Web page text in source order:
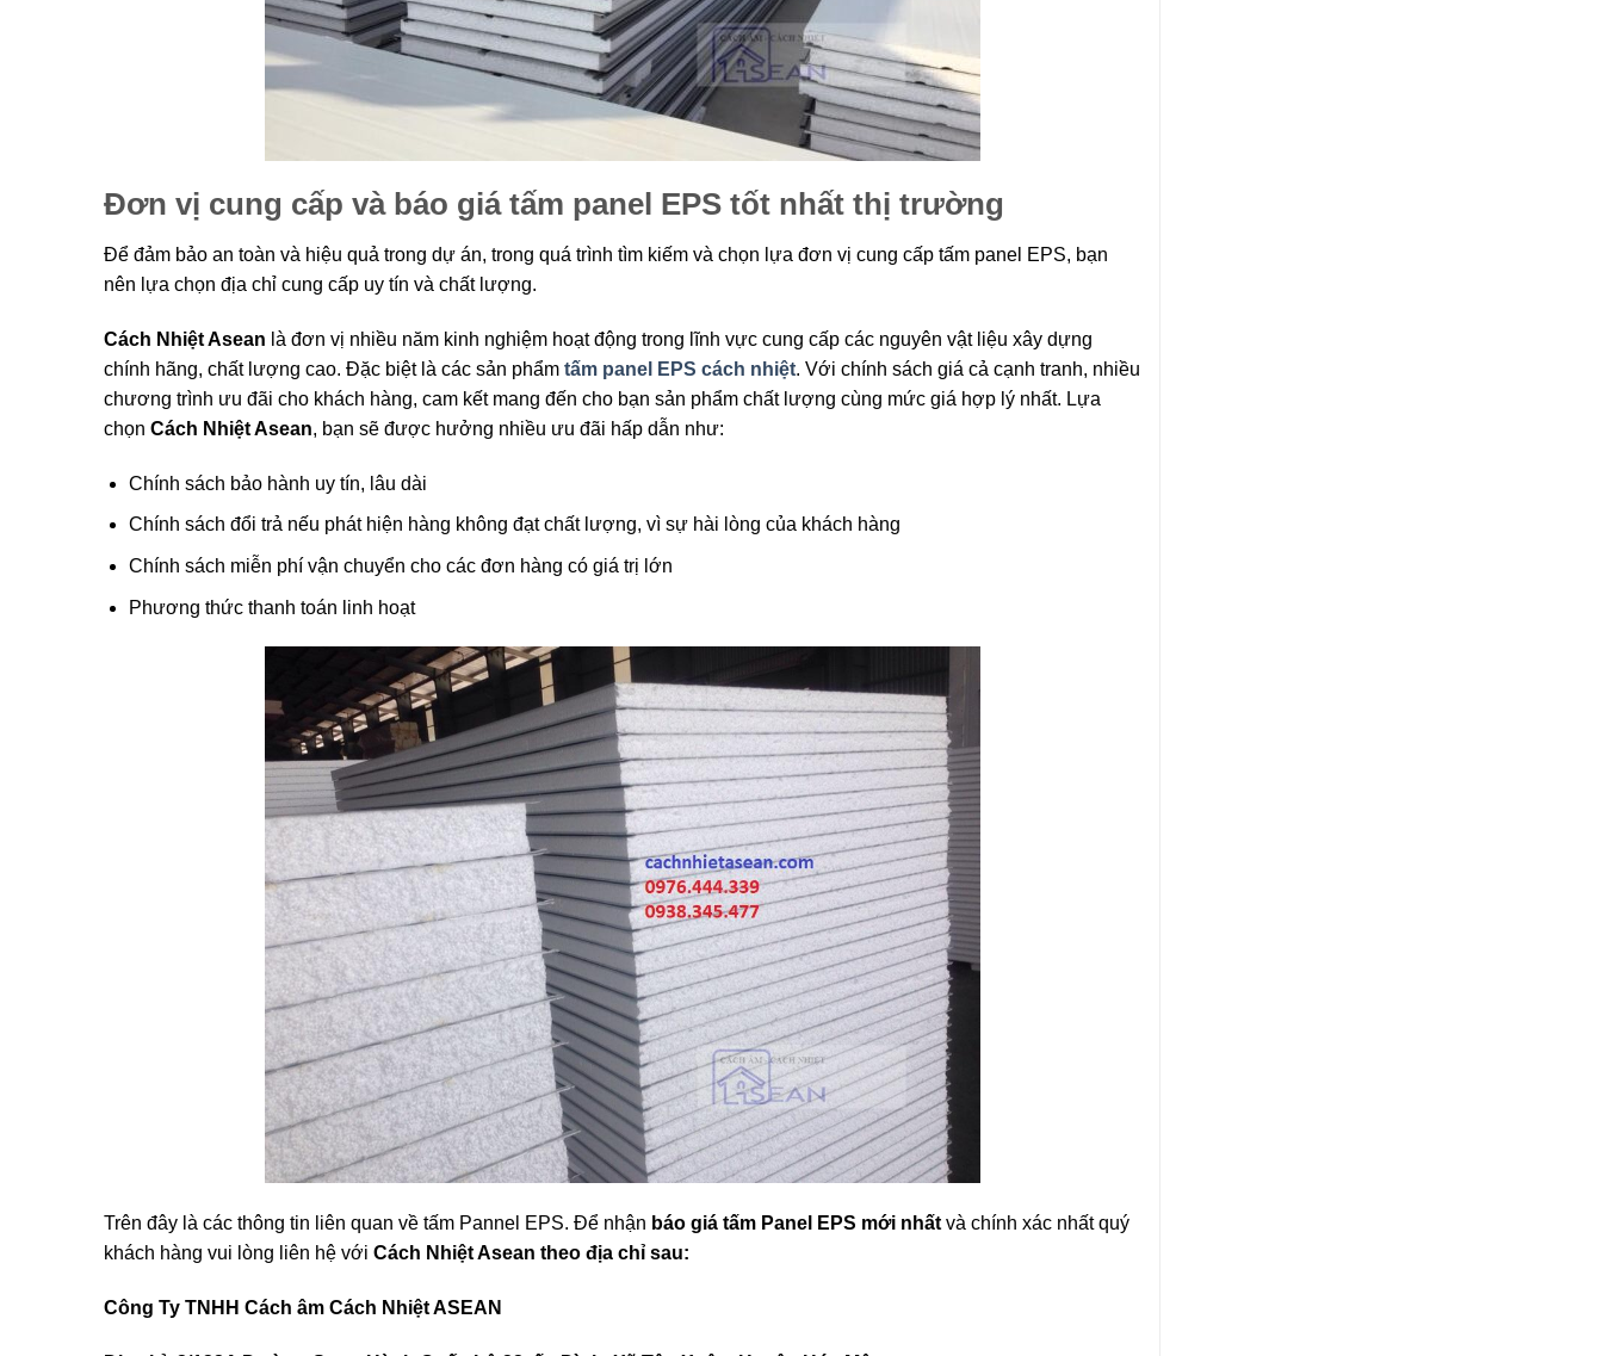
Đơn vị cung cấp và báo giá tấm panel EPS tốt nhất thị trường
Để đảm bảo an toàn và hiệu quả trong dự án, trong quá trình tìm kiếm và chọn lựa đơn vị cung cấp tấm panel EPS, bạn
nên lựa chọn địa chỉ cung cấp uy tín và chất lượng.
Cách Nhiệt Asean là đơn vị nhiều năm kinh nghiệm hoạt động trong lĩnh vực cung cấp các nguyên vật liệu xây dựng
chính hãng, chất lượng cao. Đặc biệt là các sản phẩm tấm panel EPS cách nhiệt. Với chính sách giá cả cạnh tranh, nhiều
chương trình ưu đãi cho khách hàng, cam kết mang đến cho bạn sản phẩm chất lượng cùng mức giá hợp lý nhất. Lựa
chọn Cách Nhiệt Asean, bạn sẽ được hưởng nhiều ưu đãi hấp dẫn như:
Chính sách bảo hành uy tín, lâu dài
Chính sách đổi trả nếu phát hiện hàng không đạt chất lượng, vì sự hài lòng của khách hàng
Chính sách miễn phí vận chuyển cho các đơn hàng có giá trị lớn
Phương thức thanh toán linh hoạt
Trên đây là các thông tin liên quan về tấm Pannel EPS. Để nhận báo giá tấm Panel EPS mới nhất và chính xác nhất quý
khách hàng vui lòng liên hệ với Cách Nhiệt Asean theo địa chỉ sau:
Công Ty TNHH Cách âm Cách Nhiệt ASEAN